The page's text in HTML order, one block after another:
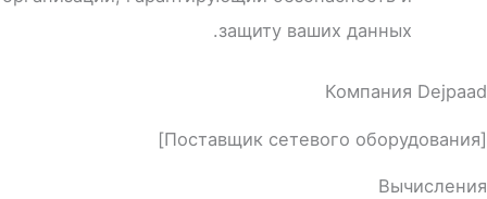
защиту ваших данных.
Компания Dejpaad
[Поставщик сетевого оборудования]
Вычисления